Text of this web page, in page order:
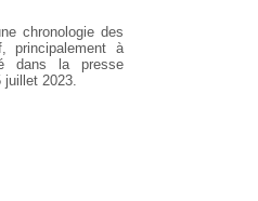
chronologie des
principalement à
dans la presse
juillet 2023.